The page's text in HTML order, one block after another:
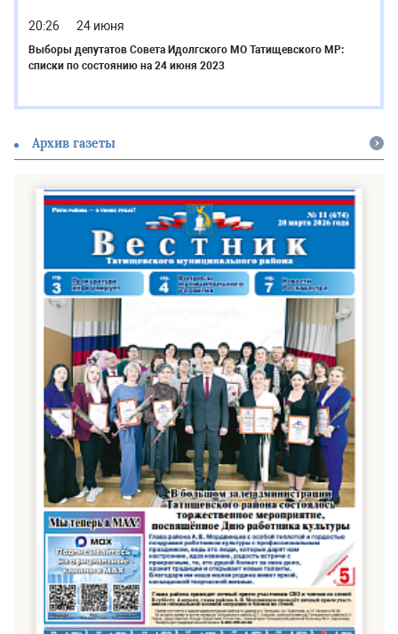
20:26 24 июня
Выборы депутатов Совета Идолгского МО Татищевского МР:
списки по состоянию на 24 июня 2023
Архив газеты